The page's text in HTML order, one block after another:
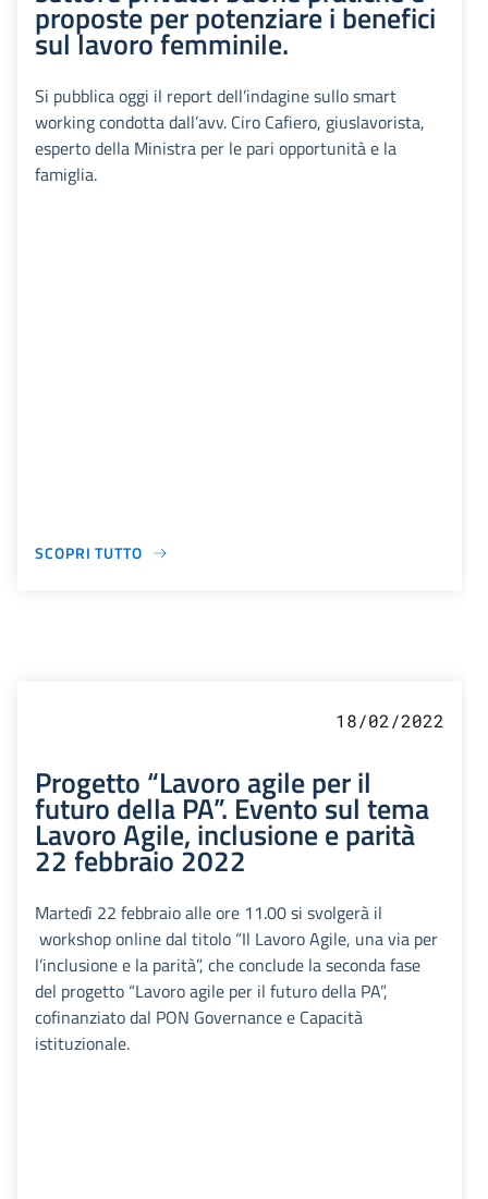
proposte per potenziare i benefici
sul lavoro femminile.
Si pubblica oggi il report dell’indagine sullo smart
working condotta dall’avv. Ciro Cafiero, giuslavorista,
esperto della Ministra per le pari opportunità e la
famiglia.
SCOPRI TUTTO
18/02/2022
Progetto “Lavoro agile per il
futuro della PA”. Evento sul tema
Lavoro Agile, inclusione e parità
22 febbraio 2022
Martedì 22 febbraio alle ore 11.00 si svolgerà il
workshop online dal titolo “Il Lavoro Agile, una via per
l’inclusione e la parità”, che conclude la seconda fase
del progetto “Lavoro agile per il futuro della PA”,
cofinanziato dal PON Governance e Capacità
istituzionale.